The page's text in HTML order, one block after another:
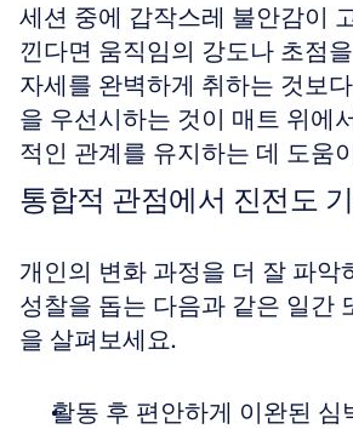
세션 중에 갑작스레 불안감이
낀다면 움직임의 강도나 초점
자세를 완벽하게 취하는 것보
을 우선시하는 것이 매트 위에
적인 관계를 유지하는 데 도움
통합적 관점에서 진전도
개인의 변화 과정을 더 잘 파악
성찰을 돕는 다음과 같은 일간
을 살펴보세요.
활동 후 편안하게 이완된 심